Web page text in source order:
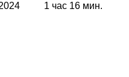
1 час 16 мин.